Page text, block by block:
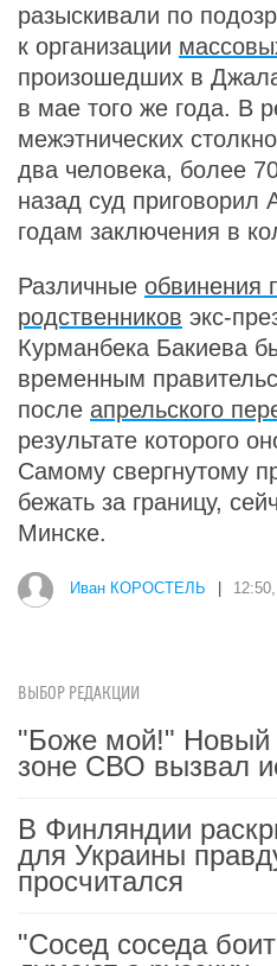
разыскивали по
к организации
произошедших в
в мае того же года. В
межэтнических
два человека, более
назад суд приговорил
годам заключения в
Различные обвинения
родственников экс-
Курманбека Бакиева
временным
после апрельского
результате которого
Самому свергнутому
бежать за границу,
Минске.
Иван КОРОСТЕЛЬ
ВЫБОР РЕДАКЦИИ
"Боже мой!" Новый
зоне СВО вызвал
В Финляндии
для Украины
просчитался
"Сосед соседа